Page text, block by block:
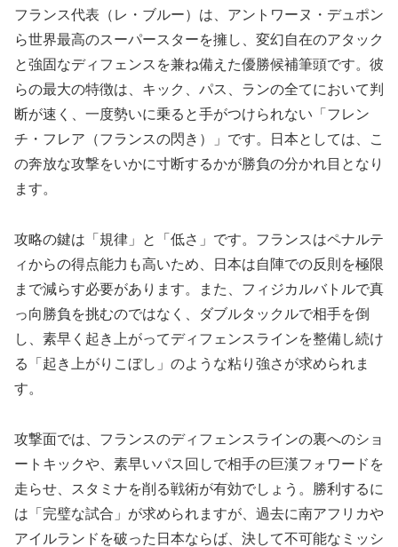
フランス代表（レ・ブルー）は、アントワーヌ・デュポン
ら世界最高のスーパースターを擁し、変幻自在のアタック
と強固なディフェンスを兼ね備えた優勝候補筆頭です。彼
らの最大の特徴は、キック、パス、ランの全てにおいて判
断が速く、一度勢いに乗ると手がつけられない「フレン
チ・フレア（フランスの閃き）」です。日本としては、こ
の奔放な攻撃をいかに寸断するかが勝負の分かれ目となり
ます。
攻略の鍵は「規律」と「低さ」です。フランスはペナルテ
ィからの得点能力も高いため、日本は自陣での反則を極限
まで減らす必要があります。また、フィジカルバトルで真
っ向勝負を挑むのではなく、ダブルタックルで相手を倒
し、素早く起き上がってディフェンスラインを整備し続け
る「起き上がりこぼし」のような粘り強さが求められま
す。
攻撃面では、フランスのディフェンスラインの裏へのショ
ートキックや、素早いパス回しで相手の巨漢フォワードを
走らせ、スタミナを削る戦術が有効でしょう。勝利するに
は「完璧な試合」が求められますが、過去に南アフリカや
アイルランドを破った日本ならば、決して不可能なミッシ